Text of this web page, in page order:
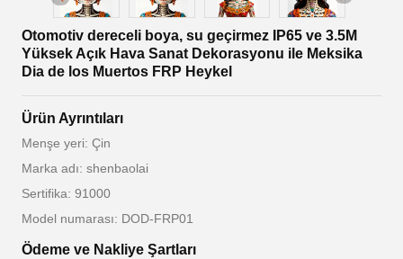
Otomotiv dereceli boya, su geçirmez IP65 ve 3.5M
Yüksek Açık Hava Sanat Dekorasyonu ile Meksika
Dia de los Muertos FRP Heykel
Ürün Ayrıntıları
Menşe yeri: Çin
Marka adı: shenbaolai
Sertifika: 91000
Model numarası: DOD-FRP01
Ödeme ve Nakliye Şartları